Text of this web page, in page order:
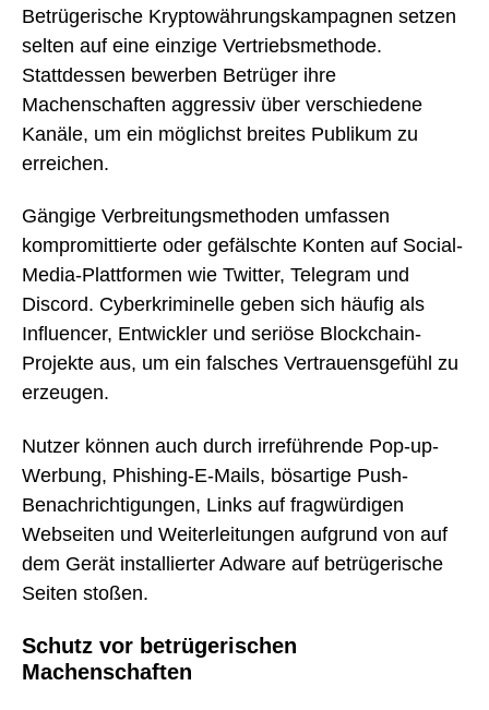
Betrügerische Kryptowährungskampagnen setzen
selten auf eine einzige Vertriebsmethode.
Stattdessen bewerben Betrüger ihre
Machenschaften aggressiv über verschiedene
Kanäle, um ein möglichst breites Publikum zu
erreichen.
Gängige Verbreitungsmethoden umfassen
kompromittierte oder gefälschte Konten auf Social-
Media-Plattformen wie Twitter, Telegram und
Discord. Cyberkriminelle geben sich häufig als
Influencer, Entwickler und seriöse Blockchain-
Projekte aus, um ein falsches Vertrauensgefühl zu
erzeugen.
Nutzer können auch durch irreführende Pop-up-
Werbung, Phishing-E-Mails, bösartige Push-
Benachrichtigungen, Links auf fragwürdigen
Webseiten und Weiterleitungen aufgrund von auf
dem Gerät installierter Adware auf betrügerische
Seiten stoßen.
Schutz vor betrügerischen
Machenschaften